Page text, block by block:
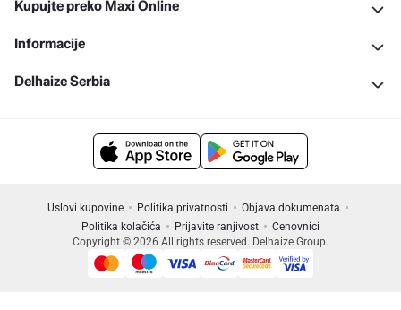
Kupujte preko Maxi Online
Informacije
Delhaize Serbia
Uslovi kupovine Politika privatnosti
Objava dokumenata
Politika kolačića
Prijavite ranjivost
Cenovnici
Copyright © 2026 All rights reserved. Delhaize Group.